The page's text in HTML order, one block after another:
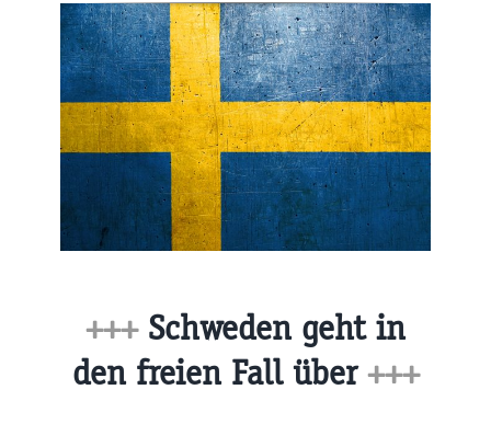
+++ Schweden geht in
den freien Fall über+++